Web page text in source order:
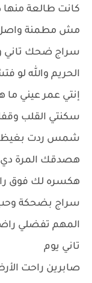
كانت طالعة منها
مش مطمنة واصل
سراج ضحك تاني
الحريم والله
إنتي عمر عيني
سكنتي القلب
شمس ردت بغيظ
هصدقك المرة دي
هكسره لك فوق
سراج بضحكة
المهم تفضلي
تاني يوم
صابرين راحت